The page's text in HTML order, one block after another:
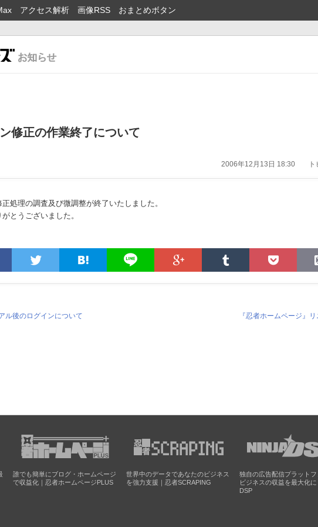
アクセス解析 画像RSS おまとめボタン
修正の作業終了について
2006年12月13日 18:30
正処理の調査及び微調整が終了いたしました。
とうございました。
ル後のログインについて 『忍者ホームページ』
誰でも簡単にブログ・ホームページ
で収益化｜忍者ホームページPLUS
世界中のデータであなたのビジネス
を強力支援｜忍者SCRAPING
独自の広告配信プラット
ビジネスの収益を最大化
DSP